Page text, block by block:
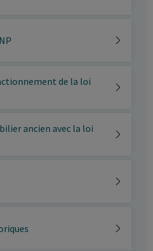
de la loi
ancien avec la loi